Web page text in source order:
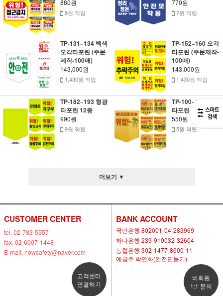
880원
8원 적립
770원
7원 적립
TP-131~134 백색
오각타포린 (주문
제작-100매)
143,000원
1,430원 적립
TP-152~160 오각
타포린 (주문제작-
100매)
143,000원
1,430원 적립
TP-182~193 형광
타포린 12종
990원
9원 적립
TP-100~114 오각
타포린 15종
550원
5원 적립
더보기 ▼
CUSTOMER CENTER
tel. 02-783-5557
fax. 02-6007-1448
E-mail. nowsafety@naver.com
고객센터
연결하기
BANK ACCOUNT
국민은행 802001-04-283969
하나은행 239-910032-32604
농협은행 302-1477-8600-11
예금주 박연화(안전만들기)
비회원
1:1 문의